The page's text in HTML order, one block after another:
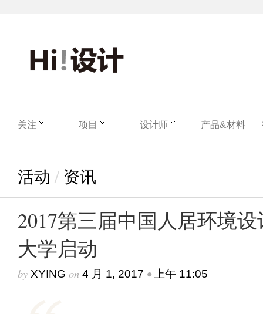
关注 项目 设计师 产品&材料
活动 / 资讯
2017第三届中国人居环境
大学启动
by XYING on 4 月 1, 2017 • 上午 11:05